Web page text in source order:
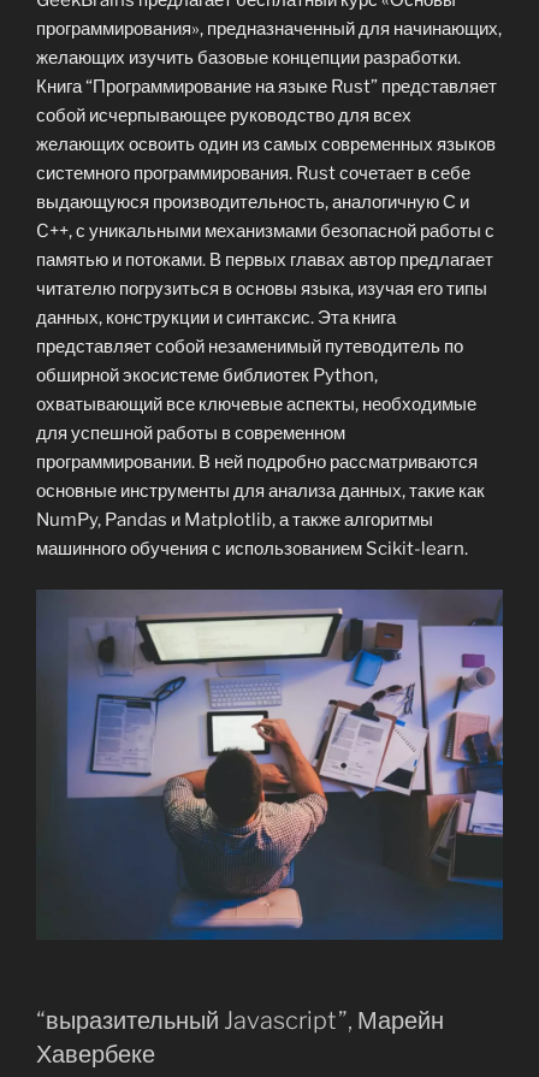
программирования», предназначенный для начинающих,
желающих изучить базовые концепции разработки.
Книга “Программирование на языке Rust” представляет
собой исчерпывающее руководство для всех
желающих освоить один из самых современных языков
системного программирования. Rust сочетает в себе
выдающуюся производительность, аналогичную С и
C++, с уникальными механизмами безопасной работы с
памятью и потоками. В первых главах автор предлагает
читателю погрузиться в основы языка, изучая его типы
данных, конструкции и синтаксис. Эта книга
представляет собой незаменимый путеводитель по
обширной экосистеме библиотек Python,
охватывающий все ключевые аспекты, необходимые
для успешной работы в современном
программировании. В ней подробно рассматриваются
основные инструменты для анализа данных, такие как
NumPy, Pandas и Matplotlib, а также алгоритмы
машинного обучения с использованием Scikit-learn.
“выразительный Javascript”, Марейн
Хавербеке